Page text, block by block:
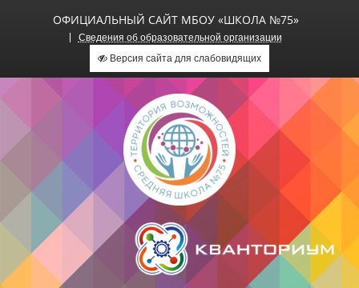
ОФИЦИАЛЬНЫЙ САЙТ МБОУ «ШКОЛА №75»
Сведения об образовательной организации
Версия сайта для слабовидящих
Официальный сайт МБОУ
«Школа №75»